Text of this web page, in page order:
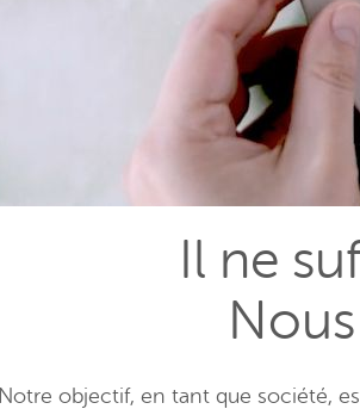
Il ne
Notre objectif, en tant que société,